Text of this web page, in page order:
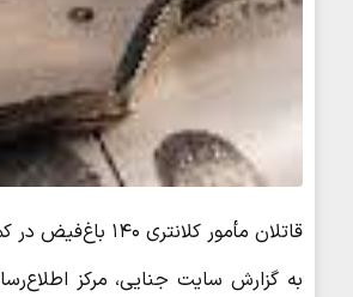
قاتلان مأمور کلانتری ۱۴۰ باغ‌فیض در کمترین زمان به دام افتادند و عامل اصلی شهادت مأمور پلیس با شلیک مأموران زمین‌گیر شد.